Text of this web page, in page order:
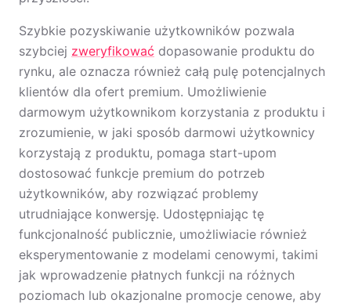
Szybkie pozyskiwanie użytkowników pozwala
szybciej zweryfikować dopasowanie produktu do
rynku, ale oznacza również całą pulę potencjalnych
klientów dla ofert premium. Umożliwienie
darmowym użytkownikom korzystania z produktu i
zrozumienie, w jaki sposób darmowi użytkownicy
korzystają z produktu, pomaga start-upom
dostosować funkcje premium do potrzeb
użytkowników, aby rozwiązać problemy
utrudniające konwersję. Udostępniając tę
funkcjonalność publicznie, umożliwiacie również
eksperymentowanie z modelami cenowymi, takimi
jak wprowadzenie płatnych funkcji na różnych
poziomach lub okazjonalne promocje cenowe, aby